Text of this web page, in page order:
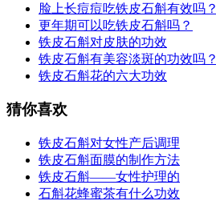
脸上长痘痘吃铁皮石斛有效吗？
更年期可以吃铁皮石斛吗？
铁皮石斛对皮肤的功效
铁皮石斛有美容淡斑的功效吗？
铁皮石斛花的六大功效
猜你喜欢
铁皮石斛对女性产后调理
铁皮石斛面膜的制作方法
铁皮石斛——女性护理的
石斛花蜂蜜茶有什么功效